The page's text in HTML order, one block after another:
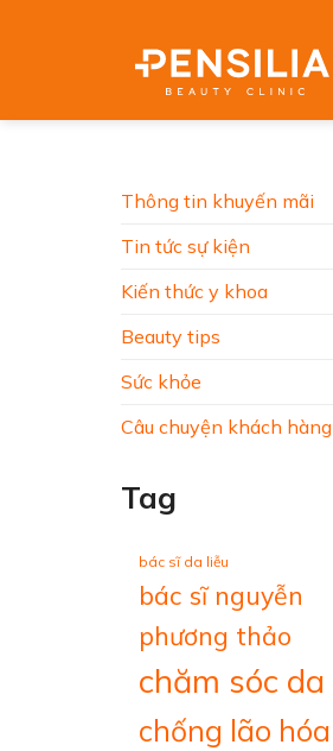
Thông tin khuyến mãi
Tin tức sự kiện
Kiến thức y khoa
Beauty tips
Sức khỏe
Câu chuyện khách hàng
Tag
bác sĩ da liễu
bác sĩ nguyễn
phương thảo
chăm sóc da
chống lão hóa